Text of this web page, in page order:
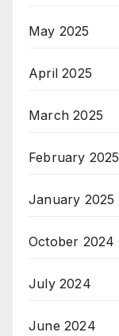
May 2025
April 2025
March 2025
February 2025
January 2025
October 2024
July 2024
June 2024